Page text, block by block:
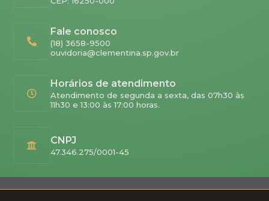
Fale conosco
(18) 3658-9500
ouvidoria@clementina.sp.gov.br
Horários de atendimento
Atendimento de segunda a sexta, das 07h30 às
11h30 e 13:00 às 17:00 horas.
CNPJ
47.346.275/0001-45